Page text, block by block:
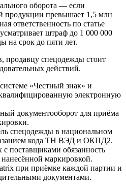
оборота — если
продукции превышает 1,5 млн
ответственность по статье
штраф до 1 000 000
на срок до пяти лет.
продавцу спецодежды стоит
действий.
«Честный знак» и
электронную
документооборот для приёма
спецодежды в национальном
кода ТН ВЭД и ОКПД2.
с поставщиками обязанность
нанесённой маркировкой.
при приёмке каждой партии и
документами.